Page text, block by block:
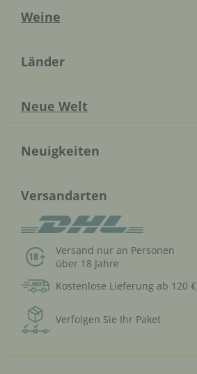
Weine
Länder
Neue Welt
Neuigkeiten
Versandarten
Versand nur an Personen
über 18 Jahre
Kostenlose Lieferung ab 120 €
Verfolgen Sie Ihr Paket